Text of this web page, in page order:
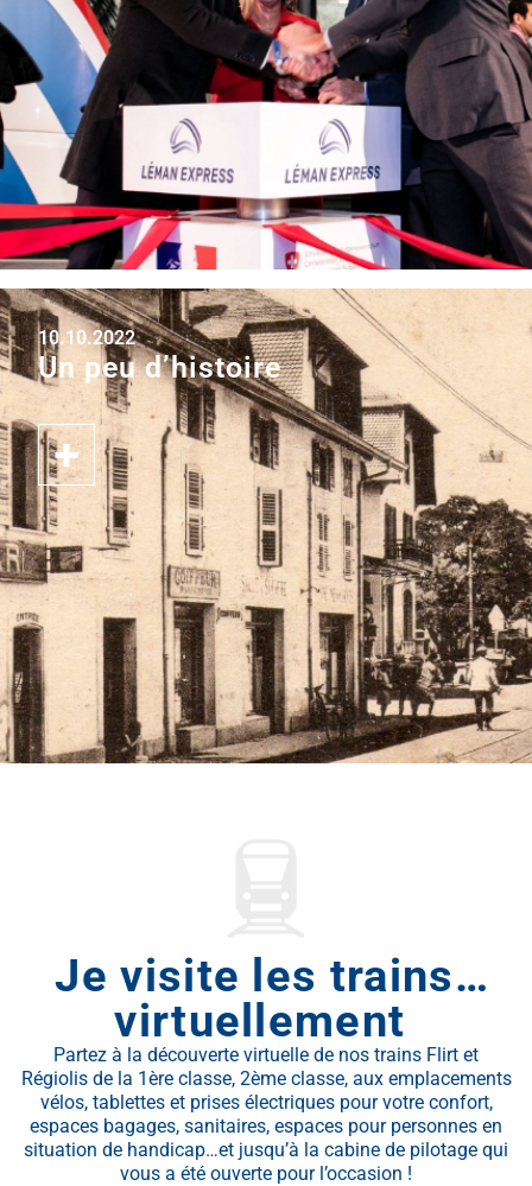
10.10.2022
Un peu d’histoire
Je visite les trains…
virtuellement
Partez à la découverte virtuelle de nos trains Flirt et
Régiolis de la 1ère classe, 2ème classe, aux emplacements
vélos, tablettes et prises électriques pour votre confort,
espaces bagages, sanitaires, espaces pour personnes en
situation de handicap…et jusqu’à la cabine de pilotage qui
vous a été ouverte pour l’occasion !